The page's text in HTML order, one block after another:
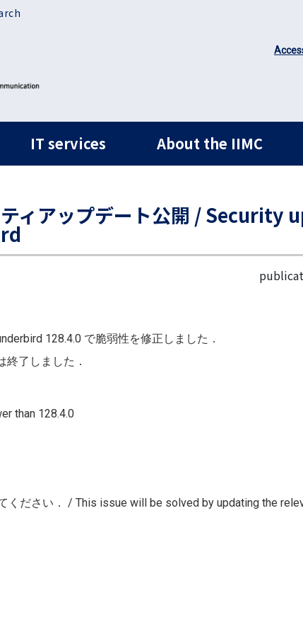
IT services About the IIMC
ィアップデート公開 / Security
128.4.0 で脆弱性を修正しました．
終了しました．
than 128.4.0
ださい． / This issue will be solved by updating the